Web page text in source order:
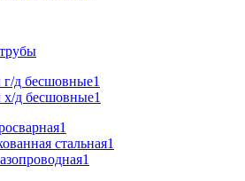
д бесшовные1
х/д бесшовные1
1
стальная1
1